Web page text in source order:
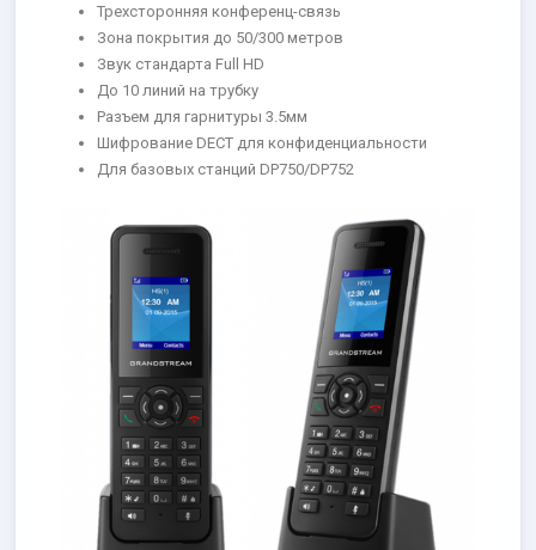
Трехсторонняя конференц-связь
Зона покрытия до 50/300 метров
Звук стандарта Full HD
До 10 линий на трубку
Разъем для гарнитуры 3.5мм
Шифрование DECT для конфиденциальности
Для базовых станций DP750/DP752